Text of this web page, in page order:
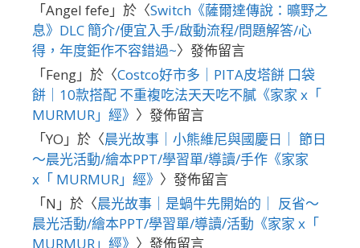
「Angel fefe 」於〈Switch《薩爾達傳說：曠野之
息》DLC 簡介/便宜入手/啟動流程/問題解答/心
得，年度鉅作不容錯過~〉發佈留言
「Feng」於〈Costco好市多｜PITA皮塔餅 口袋
餅｜10款搭配 不重複吃法天天吃不膩《家家 x「
MURMUR」經》 〉發佈留言
「YO 」於〈晨光故事｜小熊維尼與國慶日｜ 節日
～晨光活動/繪本PPT/學習單/導讀/手作《家家
x「 MURMUR」經》 〉發佈留言
「N 」於〈晨光故事｜是蝸牛先開始的｜ 反省～
晨光活動/繪本PPT/學習單/導讀/活動《家家 x「
MURMUR」經》 〉發佈留言